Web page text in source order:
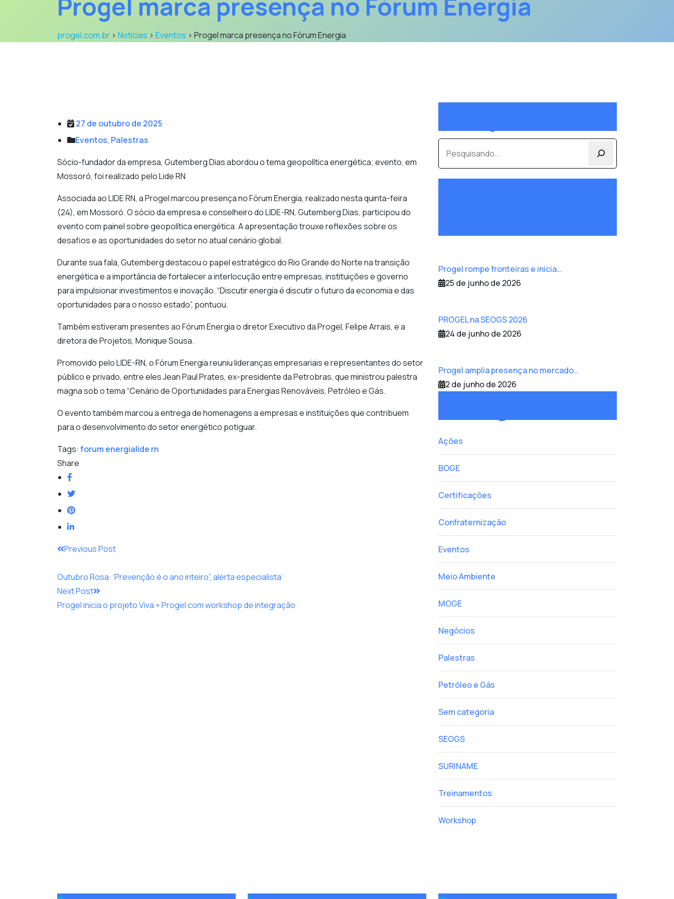
progel.com.br > Notícias > Eventos > Progel marca presença no Fórum Energia
27 de outubro de 2025
Eventos, Palestras
Sócio-fundador da empresa, Gutemberg Dias abordou o tema geopolítica energética; evento, em
Mossoró, foi realizado pelo Lide RN
Associada ao LIDE RN, a Progel marcou presença no Fórum Energia, realizado nesta quinta-feira
(24), em Mossoró. O sócio da empresa e conselheiro do LIDE-RN, Gutemberg Dias, participou do
evento com painel sobre geopolítica energética. A apresentação trouxe reflexões sobre os
desafios e as oportunidades do setor no atual cenário global.
Durante sua fala, Gutemberg destacou o papel estratégico do Rio Grande do Norte na transição
energética e a importância de fortalecer a interlocução entre empresas, instituições e governo
para impulsionar investimentos e inovação. “Discutir energia é discutir o futuro da economia e das
oportunidades para o nosso estado”, pontuou.
Também estiveram presentes ao Fórum Energia o diretor Executivo da Progel, Felipe Arrais, e a
diretora de Projetos, Monique Sousa.
Promovido pelo LIDE-RN, o Fórum Energia reuniu lideranças empresariais e representantes do setor
público e privado, entre eles Jean Paul Prates, ex-presidente da Petrobras, que ministrou palestra
magna sob o tema “Cenário de Oportunidades para Energias Renováveis, Petróleo e Gás.
O evento também marcou a entrega de homenagens a empresas e instituições que contribuem
para o desenvolvimento do setor energético potiguar.
Tags: forum energialide rn
Share
Post
navigation
Previous Post
Outubro Rosa: ‘Prevenção é o ano inteiro”, alerta especialista’
Next Post
Progel inicia o projeto Viva + Progel com workshop de integração
Pesquisar
Progel rompe fronteiras e inicia…
25 de junho de 2026
PROGEL na SEOGS 2026
24 de junho de 2026
Progel amplia presença no mercado…
2 de junho de 2026
Ações
BOGE
Certificações
Confraternização
Eventos
Meio Ambiente
MOGE
Negócios
Palestras
Petróleo e Gás
Sem categoria
SEOGS
SURINAME
Treinamentos
Workshop